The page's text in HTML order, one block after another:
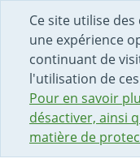
Ce site utilise
une expérience
continuant de
l'utilisation de
Pour en savoir
désactiver, ainsi
matière de
DÉBUT DU
ACCÈS AU CHAMP
PAGE D'ACCUEIL
FORMULAIRE DE